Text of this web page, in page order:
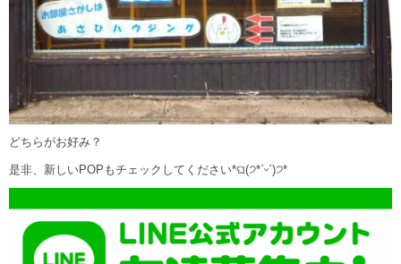
どちらがお好み？
是非、新しいPOPもチェックしてください*ଘ(੭*ˊᵕˋ)੭*